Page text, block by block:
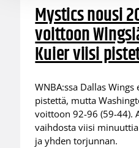
Mystics nousi
voittoon
Kuier viisi
WNBA:ssa Dallas
pistettä, mutta
voittoon 92-96 (59-44).
vaihdosta viisi
ja yhden torjunnan.